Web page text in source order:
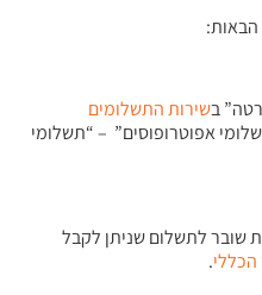
בשירות התשלומים
אפוטרופוסים” – “תשלומי
שובר לתשלום שניתן לקבל
.